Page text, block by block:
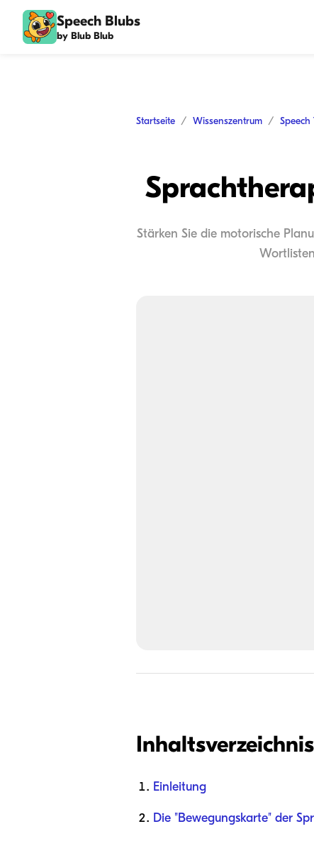
Speech Blubs
by Blub Blub
Startseite Wissenszentrum
Stärken Sie die motorische
Inhaltsverzeichnis
Einleitung
Die "Bewegungskarte" der